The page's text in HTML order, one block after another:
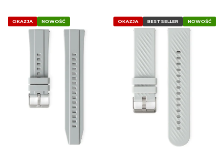
OKAZJA NOWOŚĆ OKAZJA BESTSELLER NOWOŚĆ